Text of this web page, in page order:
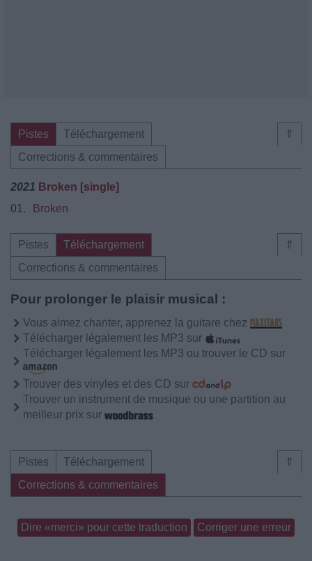
⇑
Pistes
Téléchargement
Corrections & commentaires
2021 Broken [single]
01.
Broken
⇑
Pistes
Téléchargement
Corrections & commentaires
Pour prolonger le plaisir musical :
Vous aimez chanter, apprenez la guitare chez
Télécharger légalement les MP3 sur
Télécharger légalement les MP3 ou trouver le CD sur
Trouver des vinyles et des CD sur
Trouver un instrument de musique ou une partition au
meilleur prix sur
⇑
Pistes
Téléchargement
Corrections & commentaires
Dire «merci» pour cette traduction Corriger une erreur